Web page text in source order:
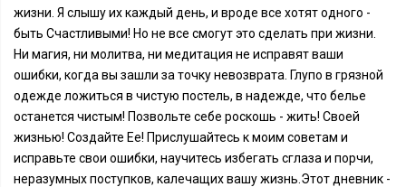
жизни. Я слышу их каждый день, и вроде все хотят одного -
быть Счастливыми! Но не все смогут это сделать при жизни.
Ни магия, ни молитва, ни медитация не исправят ваши
ошибки, когда вы зашли за точку невозврата. Глупо в грязной
одежде ложиться в чистую постель, в надежде, что белье
останется чистым! Позвольте себе роскошь - жить! Своей
жизнью! Создайте Ее! Прислушайтесь к моим советам и
исправьте свои ошибки, научитесь избегать сглаза и порчи,
неразумных поступков, калечащих вашу жизнь.Этот дневник -